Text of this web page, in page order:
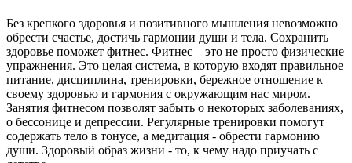
Без крепкого здоровья и позитивного мышления невозможно
обрести счастье, достичь гармонии души и тела. Сохранить
здоровье поможет фитнес. Фитнес – это не просто физические
упражнения. Это целая система, в которую входят правильное
питание, дисциплина, тренировки, бережное отношение к
своему здоровью и гармония с окружающим нас миром.
Занятия фитнесом позволят забыть о некоторых заболеваниях,
о бессонице и депрессии. Регулярные тренировки помогут
содержать тело в тонусе, а медитация - обрести гармонию
души. Здоровый образ жизни - то, к чему надо приучать с